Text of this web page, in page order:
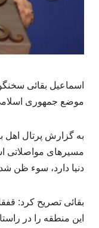
موضع جمهوری
به گزارش پرتال اهل
مسیرهای مواصلاتی
دنیا دارد، سوء ظن
بقائی تصریح کرد:
این منطقه را در